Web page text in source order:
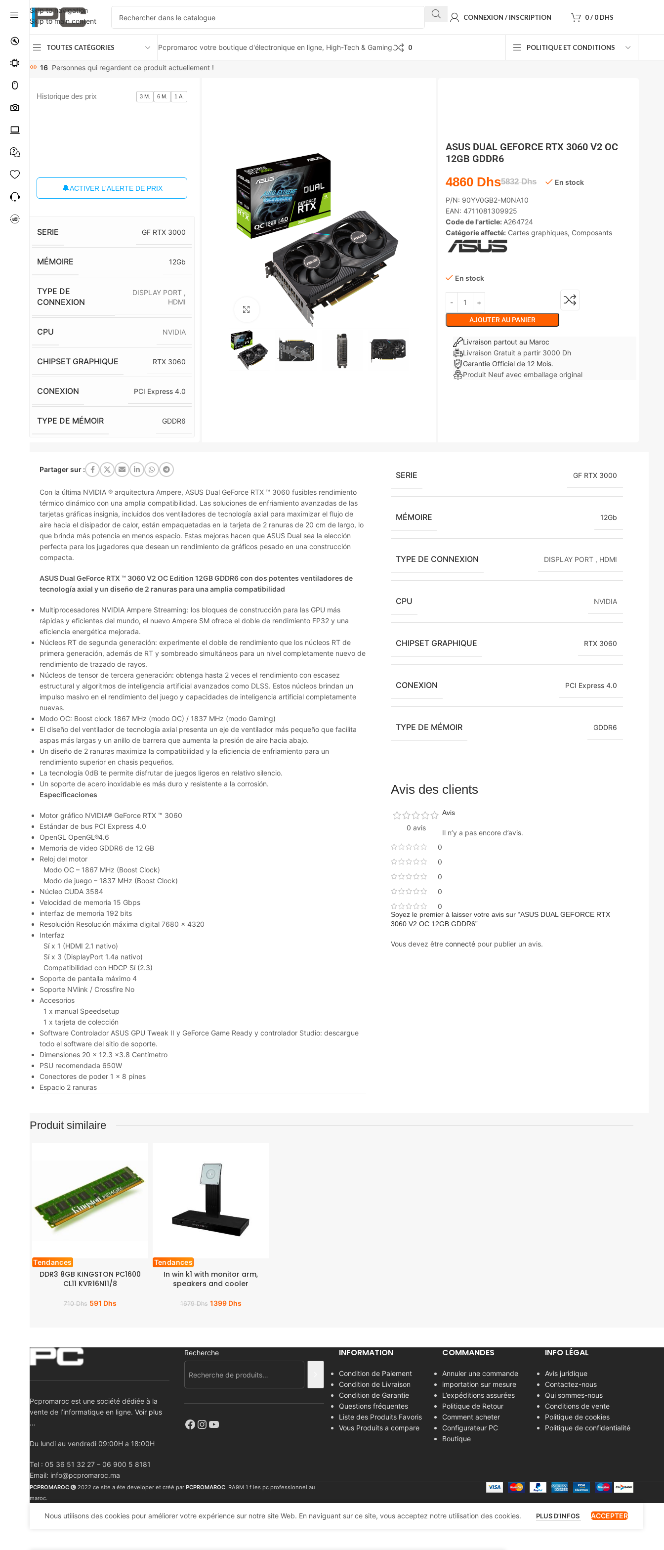
Skip to navigation
Skip to main content
CONNEXION / INSCRIPTION 0/ 0 DHS
TOUTES CATÉGORIES Pcpromaroc votre boutique d'électronique en ligne, High-Tech & Gaming. 0 POLITIQUE ET CONDITIONS
Accueil Composants Cartes graphiques
ASUS DUAL GEFORCE RTX 3060 V2 OC 12GB GDDR6
16 Personnes qui regardent ce produit actuellement !
Historique des prix 3 M. 6 M. 1 A.
🔔ACTIVER L'ALERTE DE PRIX
SERIE GF RTX 3000
MÉMOIRE 12Gb
TYPE DE
CONNEXION
DISPLAY PORT ,
HDMI
CPU NVIDIA
CHIPSET GRAPHIQUE RTX 3060
CONEXION PCI Express 4.0
TYPE DE MÉMOIR GDDR6
ASUS DUAL GEFORCE RTX 3060 V2 OC
12GB GDDR6
5832Dhs
4860 Dhs En stock
P/N: 90YV0GB2-M0NA10
EAN: 4711081309925
Code de l'article: A264724
Catégorie affecté: Cartes graphiques, Composants
En stock
AJOUTER AU PANIER
Livraison partout au Maroc
Livraison Gratuit a partir 3000 Dh
Garantie Officiel de 12 Mois.
Produit Neuf avec emballage original
Partager sur :
Con la última NVIDIA ® arquitectura Ampere, ASUS Dual GeForce RTX ™ 3060 fusibles rendimiento
térmico dinámico con una amplia compatibilidad. Las soluciones de enfriamiento avanzadas de las
tarjetas gráficas insignia, incluidos dos ventiladores de tecnología axial para maximizar el flujo de
aire hacia el disipador de calor, están empaquetadas en la tarjeta de 2 ranuras de 20 cm de largo, lo
que brinda más potencia en menos espacio. Estas mejoras hacen que ASUS Dual sea la elección
perfecta para los jugadores que desean un rendimiento de gráficos pesado en una construcción
compacta.
ASUS Dual GeForce RTX ™ 3060 V2 OC Edition 12GB GDDR6 con dos potentes ventiladores de
tecnología axial y un diseño de 2 ranuras para una amplia compatibilidad
Multiprocesadores NVIDIA Ampere Streaming: los bloques de construcción para las GPU más
rápidas y eficientes del mundo, el nuevo Ampere SM ofrece el doble de rendimiento FP32 y una
eficiencia energética mejorada.
Núcleos RT de segunda generación: experimente el doble de rendimiento que los núcleos RT de
primera generación, además de RT y sombreado simultáneos para un nivel completamente nuevo de
rendimiento de trazado de rayos.
Núcleos de tensor de tercera generación: obtenga hasta 2 veces el rendimiento con escasez
estructural y algoritmos de inteligencia artificial avanzados como DLSS. Estos núcleos brindan un
impulso masivo en el rendimiento del juego y capacidades de inteligencia artificial completamente
nuevas.
Modo OC: Boost clock 1867 MHz (modo OC) / 1837 MHz (modo Gaming)
El diseño del ventilador de tecnología axial presenta un eje de ventilador más pequeño que facilita
aspas más largas y un anillo de barrera que aumenta la presión de aire hacia abajo.
Un diseño de 2 ranuras maximiza la compatibilidad y la eficiencia de enfriamiento para un
rendimiento superior en chasis pequeños.
La tecnología 0dB te permite disfrutar de juegos ligeros en relativo silencio.
Un soporte de acero inoxidable es más duro y resistente a la corrosión.
Especificaciones
Motor gráfico NVIDIA® GeForce RTX ™ 3060
Estándar de bus PCI Express 4.0
OpenGL OpenGL®4.6
Memoria de video GDDR6 de 12 GB
Reloj del motor
Modo OC – 1867 MHz (Boost Clock)
Modo de juego – 1837 MHz (Boost Clock)
Núcleo CUDA 3584
Velocidad de memoria 15 Gbps
interfaz de memoria 192 bits
Resolución Resolución máxima digital 7680 x 4320
Interfaz
Sí x 1 (HDMI 2.1 nativo)
Sí x 3 (DisplayPort 1.4a nativo)
Compatibilidad con HDCP Sí (2.3)
Soporte de pantalla máximo 4
Soporte NVlink / Crossfire No
Accesorios
1 x manual Speedsetup
1 x tarjeta de colección
Software Controlador ASUS GPU Tweak II y GeForce Game Ready y controlador Studio: descargue
todo el software del sitio de soporte.
Dimensiones 20 x 12.3 x3.8 Centímetro
PSU recomendada 650W
Conectores de poder 1 x 8 pines
Espacio 2 ranuras
SERIE GF RTX 3000
MÉMOIRE 12Gb
TYPE DE CONNEXION DISPLAY PORT , HDMI
CPU NVIDIA
CHIPSET GRAPHIQUE RTX 3060
CONEXION PCI Express 4.0
TYPE DE MÉMOIR GDDR6
Avis des clients
0 avis
0
0
0
0
0
Avis
Il n’y a pas encore d’avis.
Soyez le premier à laisser votre avis sur “ASUS DUAL GEFORCE RTX
3060 V2 OC 12GB GDDR6”
Vous devez être connectépour publier un avis.
Produit similaire
Tendances
DDR3 8GB KINGSTON PC1600
CL11 KVR16N11/8
710Dhs 591 Dhs
Tendances
In win k1 with monitor arm,
speakers and cooler
1679Dhs 1399 Dhs
Pcpromaroc est une société dédiée à la
vente de l’informatique en ligne. Voir plus
…
Du lundi au vendredi 09:00H a 18:00H
Tel : 05 36 51 32 27 – 06 900 5 8181
Email: info@pcpromaroc.ma
Recherche INFORMATION
Condition de Paiement
Condition de Livraison
Condition de Garantie
Questions fréquentes
Liste des Produits Favoris
Vous Produits a compare
COMMANDES
Annuler une commande
importation sur mesure
L’expéditions assurées
Politique de Retour
Comment acheter
Configurateur PC
Boutique
INFO LÉGAL
Avis juridique
Contactez-nous
Qui sommes-nous
Conditions de vente
Politique de cookies
Politique de confidentialité
PCPROMAROC 2022 ce site a éte developer et créé par PCPROMAROC. RA9M 1 f les pc professionnel au
maroc.
Nous utilisons des cookies pour améliorer votre expérience sur notre site Web. En naviguant sur ce site, vous acceptez notre utilisation des cookies. PLUS D’INFOS ACCEPTER